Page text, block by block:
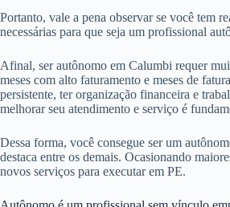
Portanto, vale a pena observar se você tem
necessárias para que seja um profissional
Afinal, ser autônomo em Calumbi requer
meses com alto faturamento e meses de
persistente, ter organização financeira e
melhorar seu atendimento e serviço é
Dessa forma, você consegue ser um
destaca entre os demais. Ocasionando
novos serviços para executar em PE.